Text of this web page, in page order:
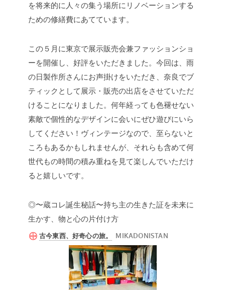
を将来的に人々の集う場所にリノベーションする
ための修繕費にあてています。
この５月に東京で展示販売会兼ファッションショ
ーを開催し、好評をいただきました。今回は、雨
の日製作所さんにお声掛けをいただき、奈良でブ
ティックとして展示・販売の出店をさせていただ
けることになりました。何年経っても色褪せない
素敵で個性的なデザインに会いにぜひ遊びにいら
してください！ヴィンテージなので、至らないと
ころもあるかもしれませんが、それらも含めて何
世代もの時間の積み重ねを見て楽しんでいただけ
ると嬉しいです。
◎〜蔵コレ誕生秘話〜持ち主の生きた証を未来に
生かす、物と心の片付け方